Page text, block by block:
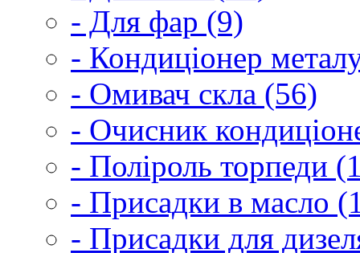
- Для фар (9)
- Кондиціонер
- Омивач скла (56)
- Очисник
- Поліроль торпеди
- Присадки в масло
- Присадки для